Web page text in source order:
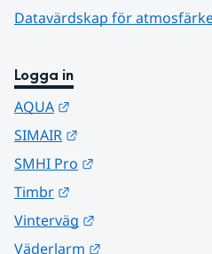
Datavärdskap för
Logga in
AQUA
SIMAIR
SMHI Pro
Timbr
Vinterväg
Väderlarm